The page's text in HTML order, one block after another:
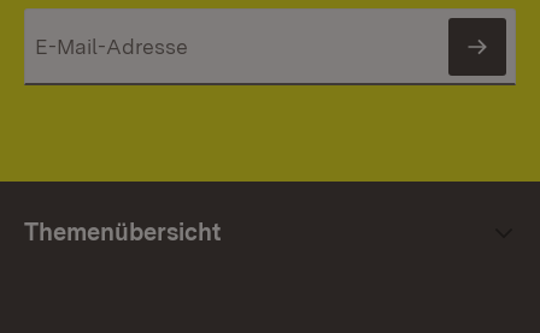
Themenübersicht